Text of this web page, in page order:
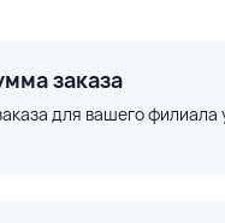
заказа
для вашего филиала